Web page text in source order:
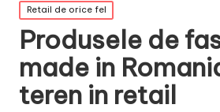
Posted
in
Retail de orice fel
Produsele de
made in
teren in retail